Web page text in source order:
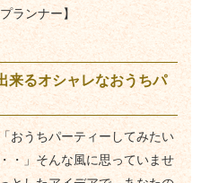
ランナー】
来るオシャレなおうちパ
おうちパーティーしてみたい
・」そんな風に思っていませ